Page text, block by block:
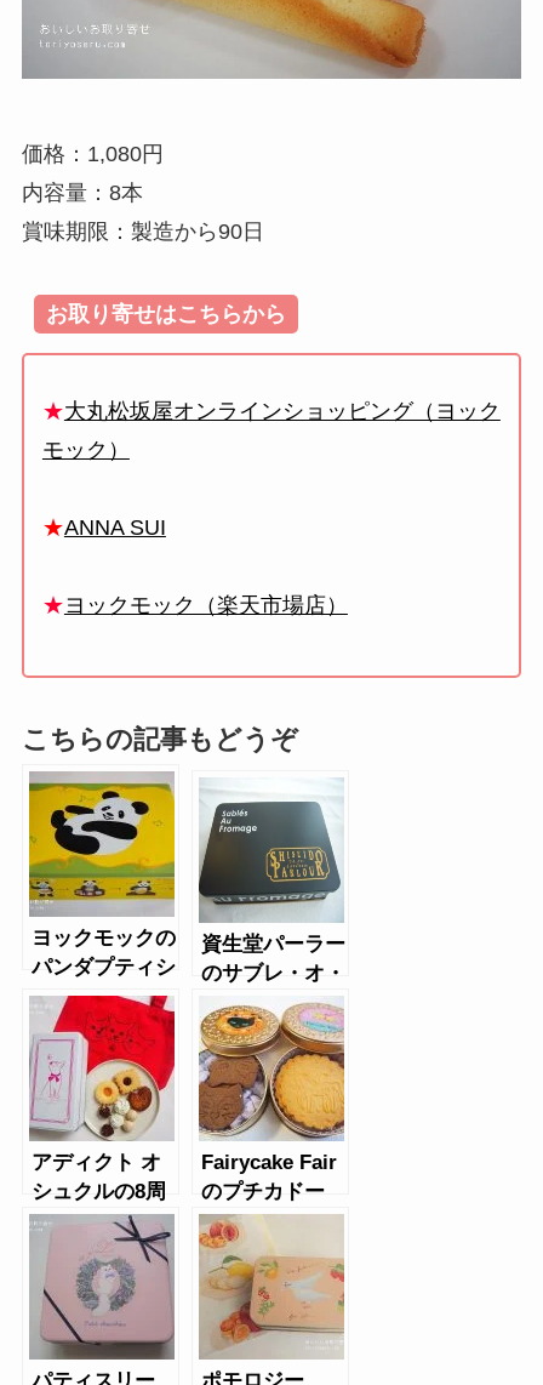
価格：1,080円
内容量：8本
賞味期限：製造から90日
お取り寄せはこちらから
★大丸松坂屋オンラインショッピング（ヨック
モック）
★ANNA SUI
★ヨックモック（楽天市場店）
こちらの記事もどうぞ
ヨックモックの
パンダプティシ
ガール缶
資生堂パーラー
のサブレ・オ・
フロマージュ
アディクト オ
シュクルの8周
年記念クッキー
缶とエコバッグ
Fairycake Fair
のプチカドー
（シャノワー
ル、ユニコー
ン）